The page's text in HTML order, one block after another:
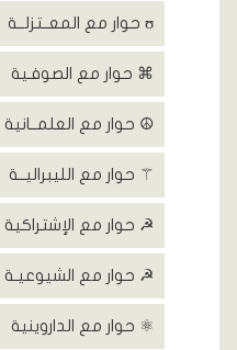
ʊ حوار مع المعــتزلــة
⌘ حوار مع الصوفـية
☮ حوار مع العلمــانية
⚚ حوار مع الليبراليــة
☭ حوار مع الإشتراكية
☭ حوار مع الشيوعيـة
⚛ حوار مع الداروينية